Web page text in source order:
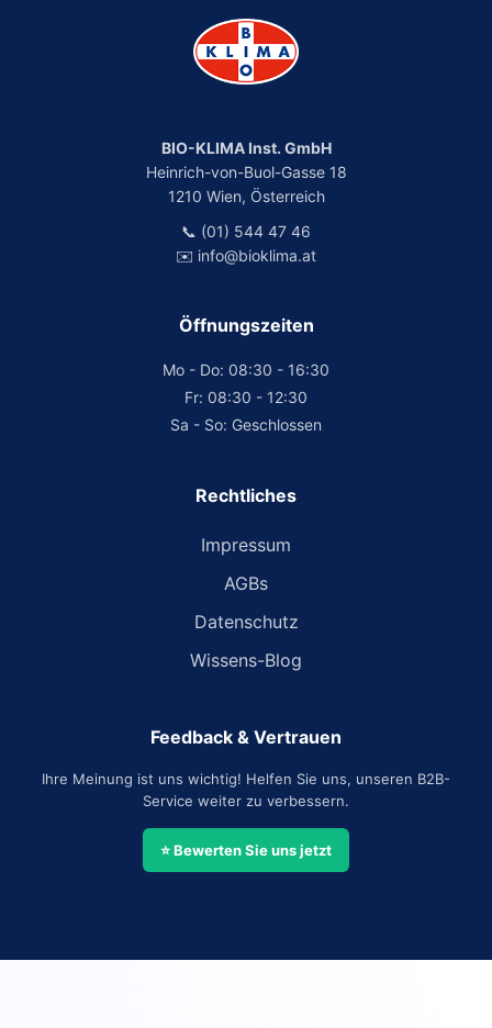
BIO-KLIMA Inst. GmbH
Heinrich-von-Buol-Gasse 18
1210 Wien, Österreich
📞 (01) 544 47 46
✉️ info@bioklima.at
Öffnungszeiten
Mo - Do: 08:30 - 16:30
Fr: 08:30 - 12:30
Sa - So: Geschlossen
Rechtliches
Impressum
AGBs
Datenschutz
Wissens-Blog
Feedback & Vertrauen
Ihre Meinung ist uns wichtig! Helfen Sie uns, unseren B2B-
Service weiter zu verbessern.
⭐ Bewerten Sie uns jetzt